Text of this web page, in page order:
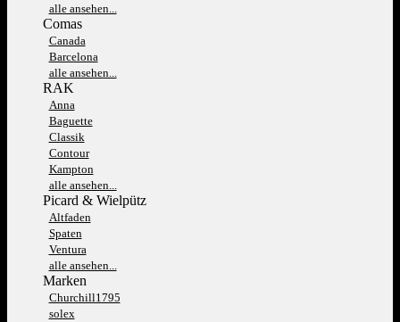
alle ansehen...
Comas
Canada
Barcelona
alle ansehen...
RAK
Anna
Baguette
Classik
Contour
Kampton
alle ansehen...
Picard & Wielpütz
Altfaden
Spaten
Ventura
alle ansehen...
Marken
Churchill1795
solex